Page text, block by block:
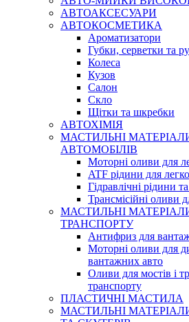
АВТОАКСЕСУАРИ
АВТОКОСМЕТИКА
Ароматизатори
Губки, серветки та
Колеса
Кузов
Салон
Скло
Щітки та шкребки
АВТОХІМІЯ
МАСТИЛЬНІ
АВТОМОБІЛІВ
Моторні оливи для
ATF рідини для
Гідравлічні рідини
Трансмісійні оливи
МАСТИЛЬНІ
ТРАНСПОРТУ
Антифриз для
Моторні оливи для
вантажних авто
Оливи для мостів і
транспорту
ПЛАСТИЧНІ МАСТИЛА
МАСТИЛЬНІ